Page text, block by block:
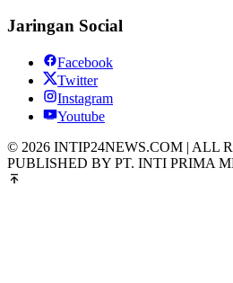
Jaringan Social
Facebook
Twitter
Instagram
Youtube
© 2026 INTIP24NEWS.COM | ALL
PUBLISHED BY PT. INTI PRIMA